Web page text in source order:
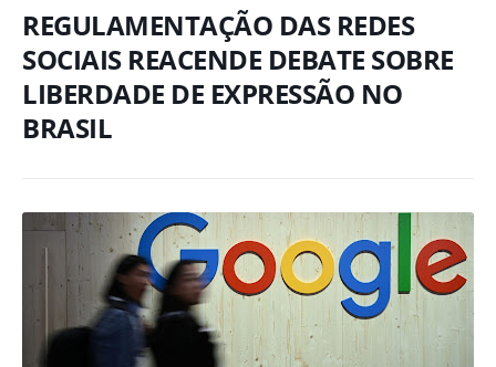
REGULAMENTAÇÃO DAS REDES
SOCIAIS REACENDE DEBATE SOBRE
LIBERDADE DE EXPRESSÃO NO
BRASIL